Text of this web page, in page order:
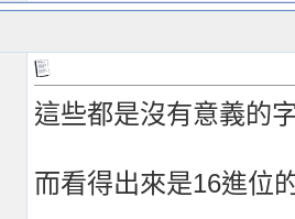
這些都是沒有意義的
而看得出來是16進位